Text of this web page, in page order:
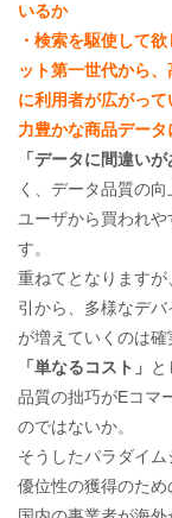
いるか
・検索を駆使して
ット第一世代から
に利用者が広がっ
力豊かな商品デー
「データに間違い
く、データ品質の
ユーザから買われ
す。
重ねてとなります
引から、多様なデ
が増えていくのは確
「単なるコスト」
品質の拙巧がEコマ
のではないか。
そうしたパラダイ
優位性の獲得のた